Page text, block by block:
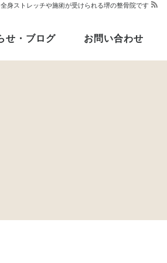
身ストレッチや施術が受けられる堺の整骨院です
せ・ブログ お問い合わせ